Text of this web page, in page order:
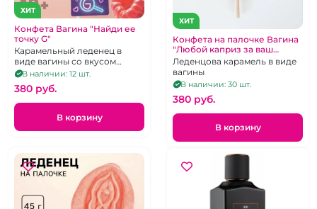
ХИТ
Конфета Вагина "Найди ее
точку G"
Карамельный леденец в
виде вагины со вкусом
малины
В наличии: 12 шт.
380 pуб.
В корзину
ХИТ
Конфета на палочке Вагина
"Любой каприз за ваш
отлиз"
Леденцова карамель в виде
вагины
В наличии: 30 шт.
380 pуб.
В корзину